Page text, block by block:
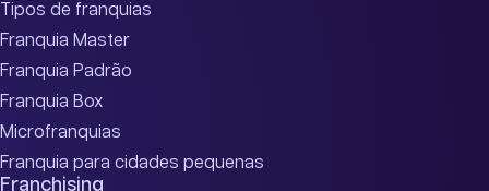
Tipos de franquias
Franquia Master
Franquia Padrão
Franquia Box
Microfranquias
Franquia para cidades pequenas
Franchising